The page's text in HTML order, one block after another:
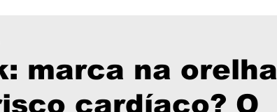
marca na orelha
cardíaco? O